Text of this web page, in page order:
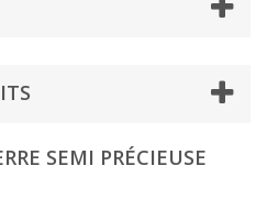
SEMI PRÉCIEUSE